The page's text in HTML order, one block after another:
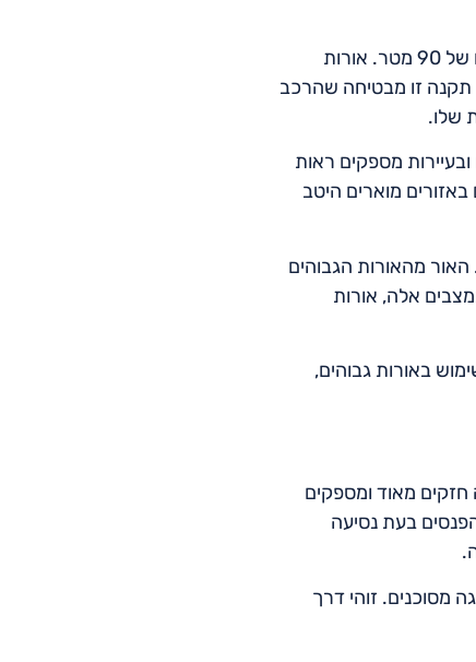
באופן דומה, בעת נסיעה בעקבות רכב אחר, על הנהגים לעמעם את האורות הגבוהים שלהם בטווח של 90 מטר. אורות
תקנה זו מבטיחה שהרכב
שלו.
מספקים ראות
מוארים היטב
מהאורות הגבוהים
אלה, אורות
באורות גבוהים,
מאוד ומספקים
בעת נסיעה
מסוכנים. זוהי דרך